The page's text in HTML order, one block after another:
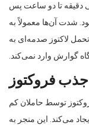
دقیقه تا دو ساعت پس
شدت آن‌ها معمولاً به
لاکتوز صدمه‌ای به
گوارش وارد نمی‌کند.
فروکتوز
توسط حاملان کم
می‌کند. این منجر به